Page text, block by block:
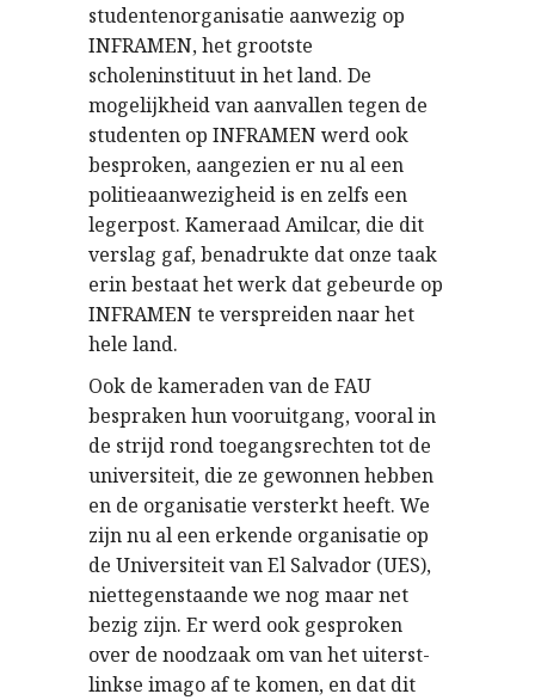
studentenorganisatie aanwezig op
INFRAMEN, het grootste
scholeninstituut in het land. De
mogelijkheid van aanvallen tegen de
studenten op INFRAMEN werd ook
besproken, aangezien er nu al een
politieaanwezigheid is en zelfs een
legerpost. Kameraad Amilcar, die dit
verslag gaf, benadrukte dat onze taak
erin bestaat het werk dat gebeurde op
INFRAMEN te verspreiden naar het
hele land.
Ook de kameraden van de FAU
bespraken hun vooruitgang, vooral in
de strijd rond toegangsrechten tot de
universiteit, die ze gewonnen hebben
en de organisatie versterkt heeft. We
zijn nu al een erkende organisatie op
de Universiteit van El Salvador (UES),
niettegenstaande we nog maar net
bezig zijn. Er werd ook gesproken
over de noodzaak om van het uiterst-
linkse imago af te komen, en dat dit